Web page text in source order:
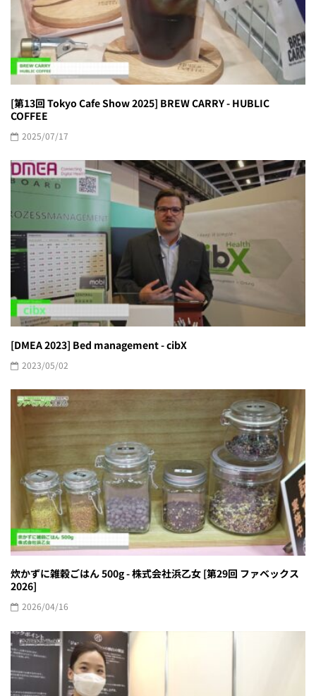
[第13回 Tokyo Cafe Show 2025] BREW CARRY - HUBLIC
COFFEE
2025/07/17
[DMEA 2023] Bed management - cibX
2023/05/02
炊かずに雑穀ごはん 500g - 株式会社浜乙女 [第29回 ファベックス
2026]
2026/04/16